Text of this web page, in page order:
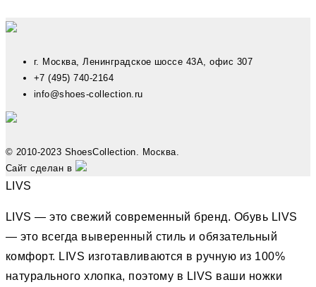
г. Москва, Ленинградское шоссе 43А, офис 307
+7 (495) 740-2164
info@shoes-collection.ru
© 2010-2023 ShoesCollection. Москва.
Сайт сделан в
LIVS
LIVS — это свежий современный бренд. Обувь LIVS
— это всегда выверенный стиль и обязательный
комфорт. LIVS изготавливаются в ручную из 100%
натурального хлопка, поэтому в LIVS ваши ножки